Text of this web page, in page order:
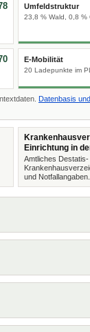
Umfeldstruktur
23,8 % Wald, 0,8 %
E-Mobilität
20 Ladepunkte im
Datenbasis
Einrichtung in
Amtliches Destatis-
und Notfallangaben.